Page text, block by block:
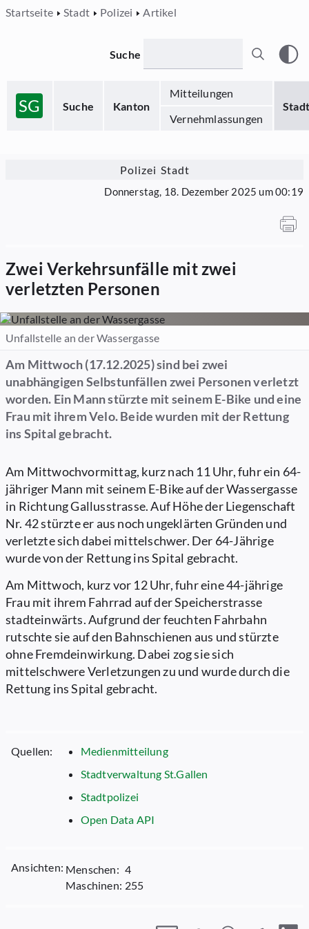
Startseite Stadt Polizei Artikel
SG Suche Kanton
Mitteilungen
Stadt
Vernehmlassungen
Suche
Polizei Stadt
Donnerstag, 18. Dezember 2025 um 00:19
Zwei Verkehrsunfälle mit zwei
verletzten Personen
Unfallstelle an der Wassergasse
Am Mittwoch (17.12.2025) sind bei zwei
unabhängigen Selbstunfällen zwei Personen verletzt
worden. Ein Mann stürzte mit seinem E-Bike und eine
Frau mit ihrem Velo. Beide wurden mit der Rettung
ins Spital gebracht.
Am Mittwochvormittag, kurz nach 11 Uhr, fuhr ein 64-
jähriger Mann mit seinem E-Bike auf der Wassergasse
in Richtung Gallusstrasse. Auf Höhe der Liegenschaft
Nr. 42 stürzte er aus noch ungeklärten Gründen und
verletzte sich dabei mittelschwer. Der 64-Jährige
wurde von der Rettung ins Spital gebracht.
Am Mittwoch, kurz vor 12 Uhr, fuhr eine 44-jährige
Frau mit ihrem Fahrrad auf der Speicherstrasse
stadteinwärts. Aufgrund der feuchten Fahrbahn
rutschte sie auf den Bahnschienen aus und stürzte
ohne Fremdeinwirkung. Dabei zog sie sich
mittelschwere Verletzungen zu und wurde durch die
Rettung ins Spital gebracht.
Quellen:
Medienmitteilung
Stadtverwaltung St.Gallen
Stadtpolizei
Open Data API
Ansichten: Menschen: 4
Maschinen: 255